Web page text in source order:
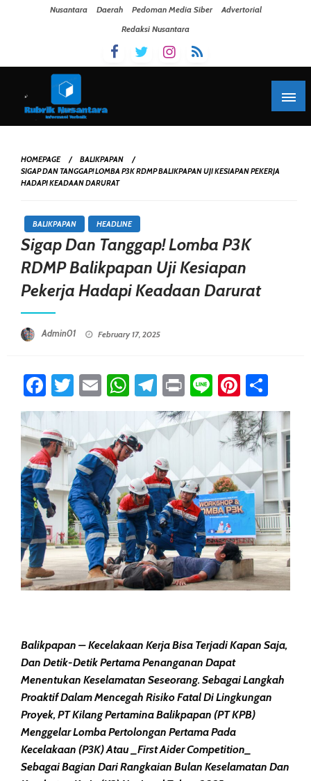
Nusantara Daerah Pedoman Media Siber
Advertorial
Redaksi Nusantara
HOMEPAGE
BALIKPAPAN
SIGAP DAN TANGGAP! LOMBA P3K RDMP BALIKPAPAN UJI KESIAPAN PEKERJA
HADAPI KEADAAN DARURAT
BALIKPAPAN HEADLINE
Sigap Dan Tanggap! Lomba P3K
RDMP Balikpapan Uji Kesiapan
Pekerja Hadapi Keadaan Darurat
Admin01 February 17, 2025
Facebook
Twitter
EmailWhatsApp
Telegram
PrintLine
Balikpapan – Kecelakaan Kerja Bisa Terjadi Kapan Saja,
Dan Detik-Detik Pertama Penanganan Dapat
Menentukan Keselamatan Seseorang. Sebagai Langkah
Proaktif Dalam Mencegah Risiko Fatal Di Lingkungan
Proyek, PT Kilang Pertamina Balikpapan (PT KPB)
Menggelar Lomba Pertolongan Pertama Pada
Kecelakaan (P3K) Atau _First Aider Competition_
Sebagai Bagian Dari Rangkaian Bulan Keselamatan Dan